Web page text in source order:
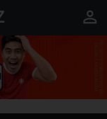
perm_identity